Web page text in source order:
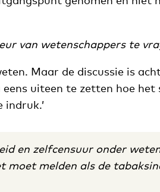
van wetenschappers te
Maar de discussie is
uiteen te zetten hoe het
en zelfcensuur onder
moet melden als de